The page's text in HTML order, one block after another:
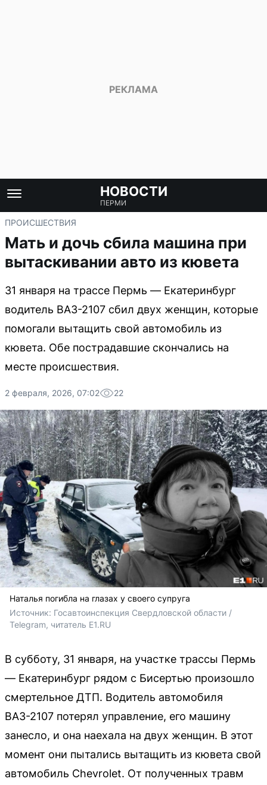
НОВОСТИ
ПЕРМИ
ПРОИСШЕСТВИЯ
Мать и дочь сбила машина при
вытаскивании авто из кювета
31 января на трассе Пермь — Екатеринбург
водитель ВАЗ-2107 сбил двух женщин, которые
помогали вытащить свой автомобиль из
кювета. Обе пострадавшие скончались на
месте происшествия.
2 февраля, 2026, 07:02 22
Наталья погибла на глазах у своего супруга
Источник: Госавтоинспекция Свердловской области /
Telegram, читатель E1.RU
В субботу, 31 января, на участке трассы Пермь
— Екатеринбург рядом с Бисертью произошло
смертельное ДТП. Водитель автомобиля
ВАЗ-2107 потерял управление, его машину
занесло, и она наехала на двух женщин. В этот
момент они пытались вытащить из кювета свой
автомобиль Chevrolet. От полученных травм